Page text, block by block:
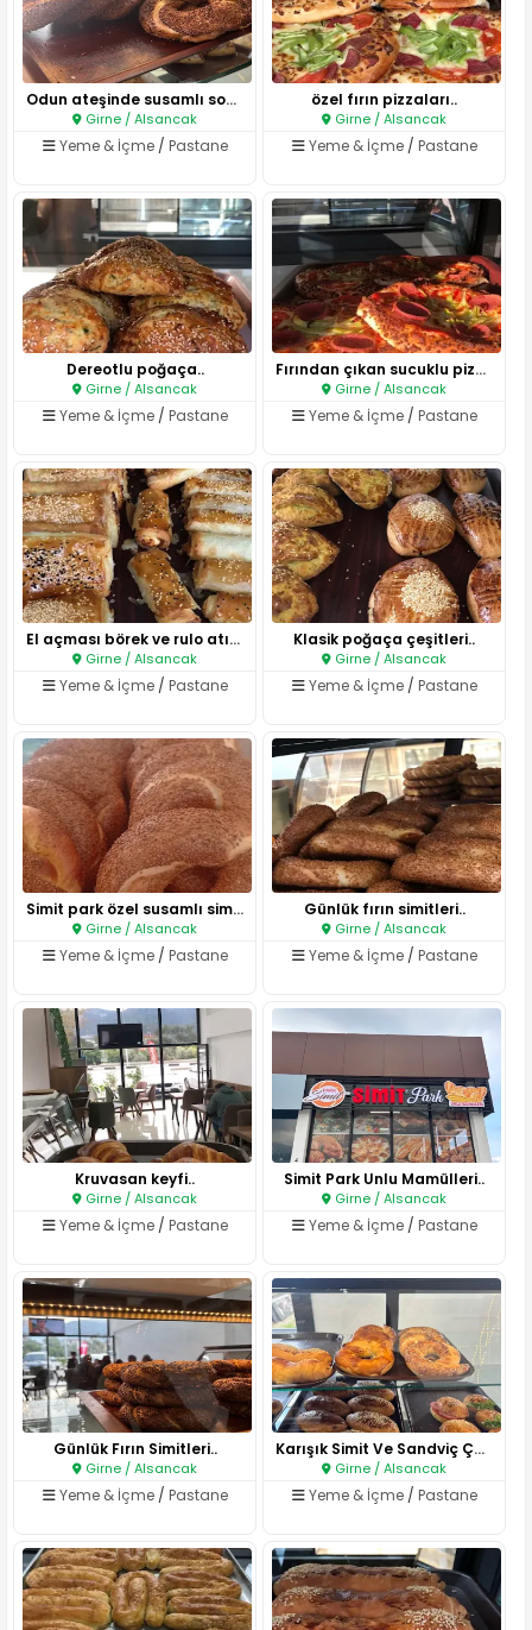
Odun ateşinde susamlı sokak si..
Girne / Alsancak
Yeme & İçme/ Pastane
özel fırın pizzaları..
Girne / Alsancak
Yeme & İçme/ Pastane
Dereotlu poğaça..
Girne / Alsancak
Yeme & İçme/ Pastane
Fırından çıkan sucuklu pizzala..
Girne / Alsancak
Yeme & İçme/ Pastane
El açması börek ve rulo atıştı..
Girne / Alsancak
Yeme & İçme/ Pastane
Klasik poğaça çeşitleri..
Girne / Alsancak
Yeme & İçme/ Pastane
Simit park özel susamlı simit..
Girne / Alsancak
Yeme & İçme/ Pastane
Günlük fırın simitleri..
Girne / Alsancak
Yeme & İçme/ Pastane
Kruvasan keyfi..
Girne / Alsancak
Yeme & İçme/ Pastane
Simit Park Unlu Mamülleri..
Girne / Alsancak
Yeme & İçme/ Pastane
Günlük Fırın Simitleri..
Girne / Alsancak
Yeme & İçme/ Pastane
Karışık Simit Ve Sandviç Çeşit..
Girne / Alsancak
Yeme & İçme/ Pastane